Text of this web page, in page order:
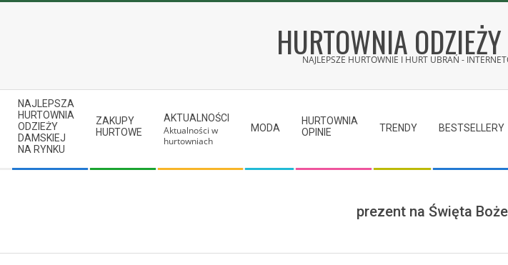
HURTOWNIA
NAJLEPSZE HURTOWNIE I HURT UBRAŃ -
Secondary
Navigation
Menu
NAJLEPSZA
HURTOWNIA
ODZIEŻY
DAMSKIEJ
NA RYNKU
ZAKUPY
HURTOWE
AKTUALNOŚCI
Aktualności w
hurtowniach
MODA
HURTOWNIA
OPINIE
TRENDY BESTSELLERY
prezent na Święta